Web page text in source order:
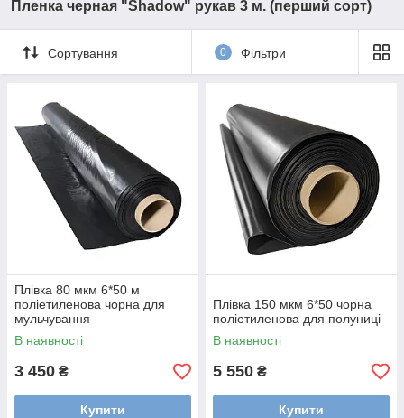
Пленка черная "Shadow" рукав 3 м. (перший сорт)
Сортування 0 Фільтри
Плівка 80 мкм 6*50 м
поліетиленова чорна для
мульчування
В наявності
3 450 ₴
Купити
Плівка 150 мкм 6*50 чорна
поліетиленова для полуниці
В наявності
5 550 ₴
Купити